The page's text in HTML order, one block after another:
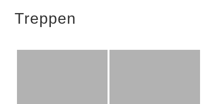
Treppen